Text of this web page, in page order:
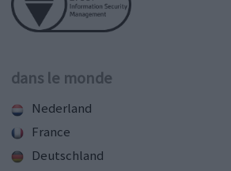
dans le monde
Nederland
France
Deutschland